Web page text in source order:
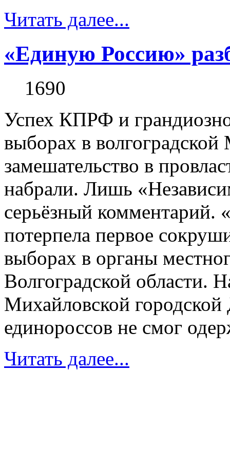
Читать далее...
«Единую Россию»
1690
Успех КПРФ и
выборах в
замешательство в
набрали. Лишь
серьёзный комментарий.
потерпела первое
выборах в органы
Волгоградской области.
Михайловской
единороссов не смог
Читать далее...